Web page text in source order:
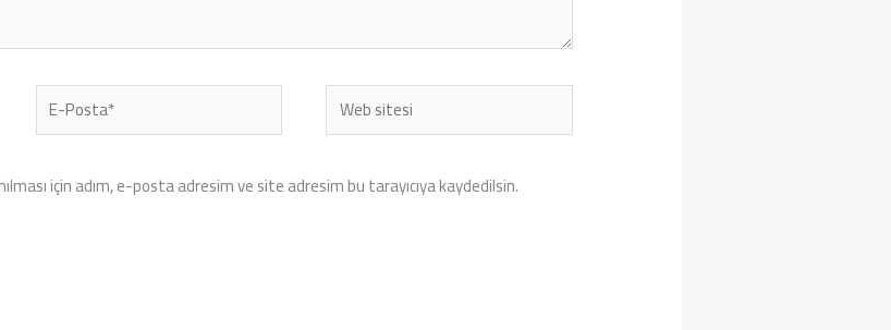
E-
Posta*
Web
sitesi
için adım, e-posta adresim ve site adresim bu tarayıcıya kaydedilsin.